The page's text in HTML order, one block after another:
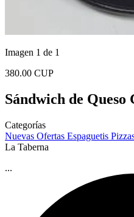
Imagen 1 de 1
380.00 CUP
Sándwich de Queso
Categorías
Nuevas Ofertas Espaguetis
La Taberna
...